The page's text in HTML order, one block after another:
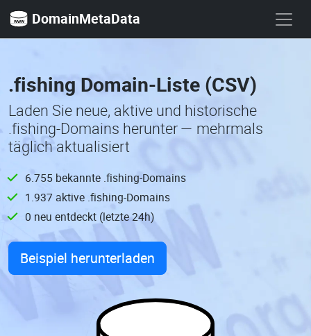
DomainMetaData
.fishing Domain-Liste (CSV)
Laden Sie neue, aktive und historische
.fishing-Domains herunter — mehrmals
täglich aktualisiert
6.755 bekannte .fishing-Domains
1.937 aktive .fishing-Domains
0 neu entdeckt (letzte 24h)
Beispiel herunterladen